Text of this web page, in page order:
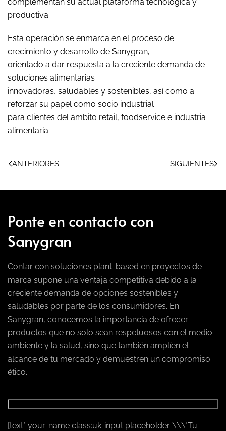
productiva.
Esta operación se enmarca en el proceso de
crecimiento y desarrollo de Sanygran,
orientado a dar respuesta a la creciente demanda de
soluciones alimentarias
innovadoras, saludables y sostenibles, así como a
reforzar su papel como socio industrial
para clientes del ámbito retail, foodservice e industria
alimentaria.
ANTERIORES SIGUIENTES
Ponte en contacto con
Sanygran
Contar con soluciones plant-based en proyectos de
marca supone una ventaja competitiva debido a la
creciente demanda de opciones sostenibles y
saludables por parte de los consumidores. En
Sanygran, conocemos la importancia de ofrecer
productos que no solo sean respetuosos con el medio
ambiente y la salud, sino que también amplíen el
alcance de tu mercado y demuestren un compromiso
ético.
[text* your-name class:uk-input placeholder \\\"Tu